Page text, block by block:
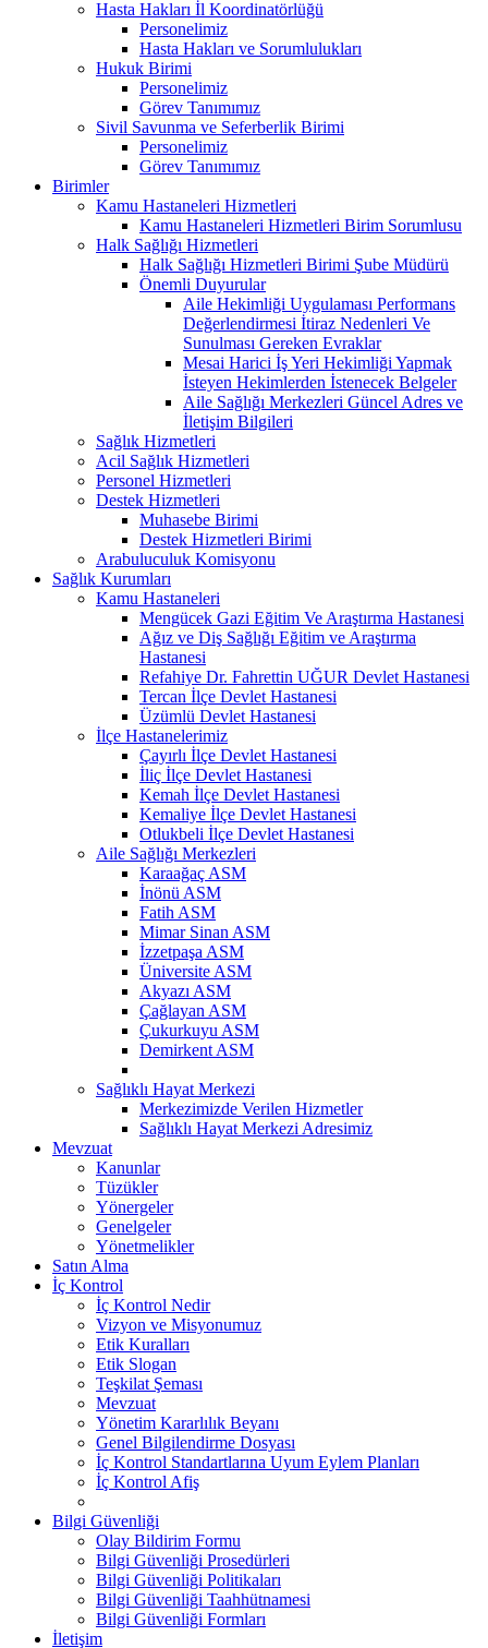
Hasta Hakları İl Koordinatörlüğü
Personelimiz
Hasta Hakları ve Sorumlulukları
Hukuk Birimi
Personelimiz
Görev Tanımımız
Sivil Savunma ve Seferberlik Birimi
Personelimiz
Görev Tanımımız
Birimler
Kamu Hastaneleri Hizmetleri
Kamu Hastaneleri Hizmetleri Birim Sorumlusu
Halk Sağlığı Hizmetleri
Halk Sağlığı Hizmetleri Birimi Şube Müdürü
Önemli Duyurular
Aile Hekimliği Uygulaması Performans
Değerlendirmesi İtiraz Nedenleri Ve
Sunulması Gereken Evraklar
Mesai Harici İş Yeri Hekimliği Yapmak
İsteyen Hekimlerden İstenecek Belgeler
Aile Sağlığı Merkezleri Güncel Adres ve
İletişim Bilgileri
Sağlık Hizmetleri
Acil Sağlık Hizmetleri
Personel Hizmetleri
Destek Hizmetleri
Muhasebe Birimi
Destek Hizmetleri Birimi
Arabuluculuk Komisyonu
Sağlık Kurumları
Kamu Hastaneleri
Mengücek Gazi Eğitim Ve Araştırma Hastanesi
Ağız ve Diş Sağlığı Eğitim ve Araştırma
Hastanesi
Refahiye Dr. Fahrettin UĞUR Devlet Hastanesi
Tercan İlçe Devlet Hastanesi
Üzümlü Devlet Hastanesi
İlçe Hastanelerimiz
Çayırlı İlçe Devlet Hastanesi
İliç İlçe Devlet Hastanesi
Kemah İlçe Devlet Hastanesi
Kemaliye İlçe Devlet Hastanesi
Otlukbeli İlçe Devlet Hastanesi
Aile Sağlığı Merkezleri
Karaağaç ASM
İnönü ASM
Fatih ASM
Mimar Sinan ASM
İzzetpaşa ASM
Üniversite ASM
Akyazı ASM
Çağlayan ASM
Çukurkuyu ASM
Demirkent ASM
Sağlıklı Hayat Merkezi
Merkezimizde Verilen Hizmetler
Sağlıklı Hayat Merkezi Adresimiz
Mevzuat
Kanunlar
Tüzükler
Yönergeler
Genelgeler
Yönetmelikler
Satın Alma
İç Kontrol
İç Kontrol Nedir
Vizyon ve Misyonumuz
Etik Kuralları
Etik Slogan
Teşkilat Şeması
Mevzuat
Yönetim Kararlılık Beyanı
Genel Bilgilendirme Dosyası
İç Kontrol Standartlarına Uyum Eylem Planları
İç Kontrol Afiş
Bilgi Güvenliği
Olay Bildirim Formu
Bilgi Güvenliği Prosedürleri
Bilgi Güvenliği Politikaları
Bilgi Güvenliği Taahhütnamesi
Bilgi Güvenliği Formları
İletişim